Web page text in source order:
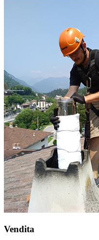
Vendita